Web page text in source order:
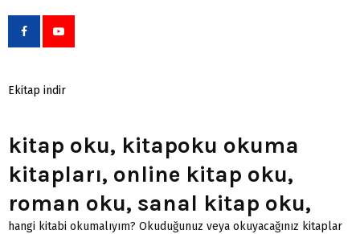
Ekitap indir
kitap oku, kitapoku okuma
kitapları, online kitap oku,
roman oku, sanal kitap oku,
hangi kitabi okumalıyım? Okuduğunuz veya okuyacağınız kitaplar